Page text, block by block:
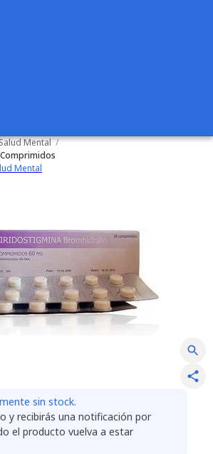
Mental /
Mental
sin stock.
y recibirás una notificación por
el producto vuelva a estar